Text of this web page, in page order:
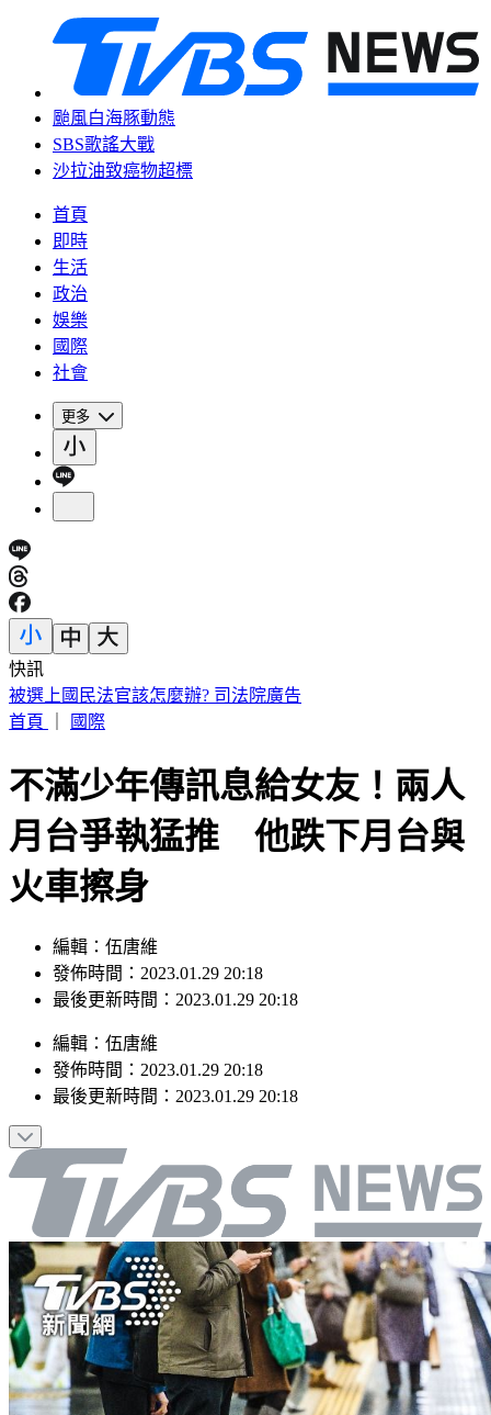
颱風白海豚動態
SBS歌謠大戰
沙拉油致癌物超標
首頁
即時
生活
政治
娛樂
國際
社會
更多
快訊
王凱靈堂曝光！黑色郵筒藏思念 70歲母缺席原因超催淚
首頁
國際
不滿少年傳訊息給女友！兩人
月台爭執猛推 他跌下月台與
火車擦身
編輯：伍唐維
發佈時間：2023.01.29 20:18
最後更新時間：2023.01.29 20:18
編輯 ： 伍唐維
發佈時間： 2023.01.29 20:18
最後更新時間： 2023.01.29 20:18